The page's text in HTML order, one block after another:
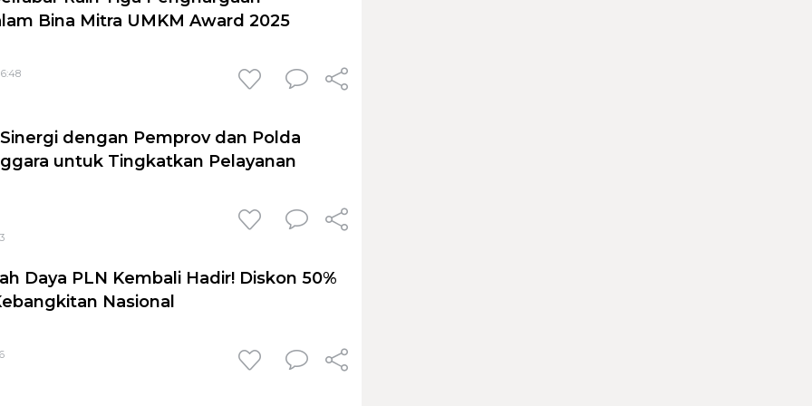
Bina Mitra UMKM Award 2025
dengan Pemprov dan Polda
untuk Tingkatkan Pelayanan
Daya PLN Kembali Hadir! Diskon 50%
Nasional